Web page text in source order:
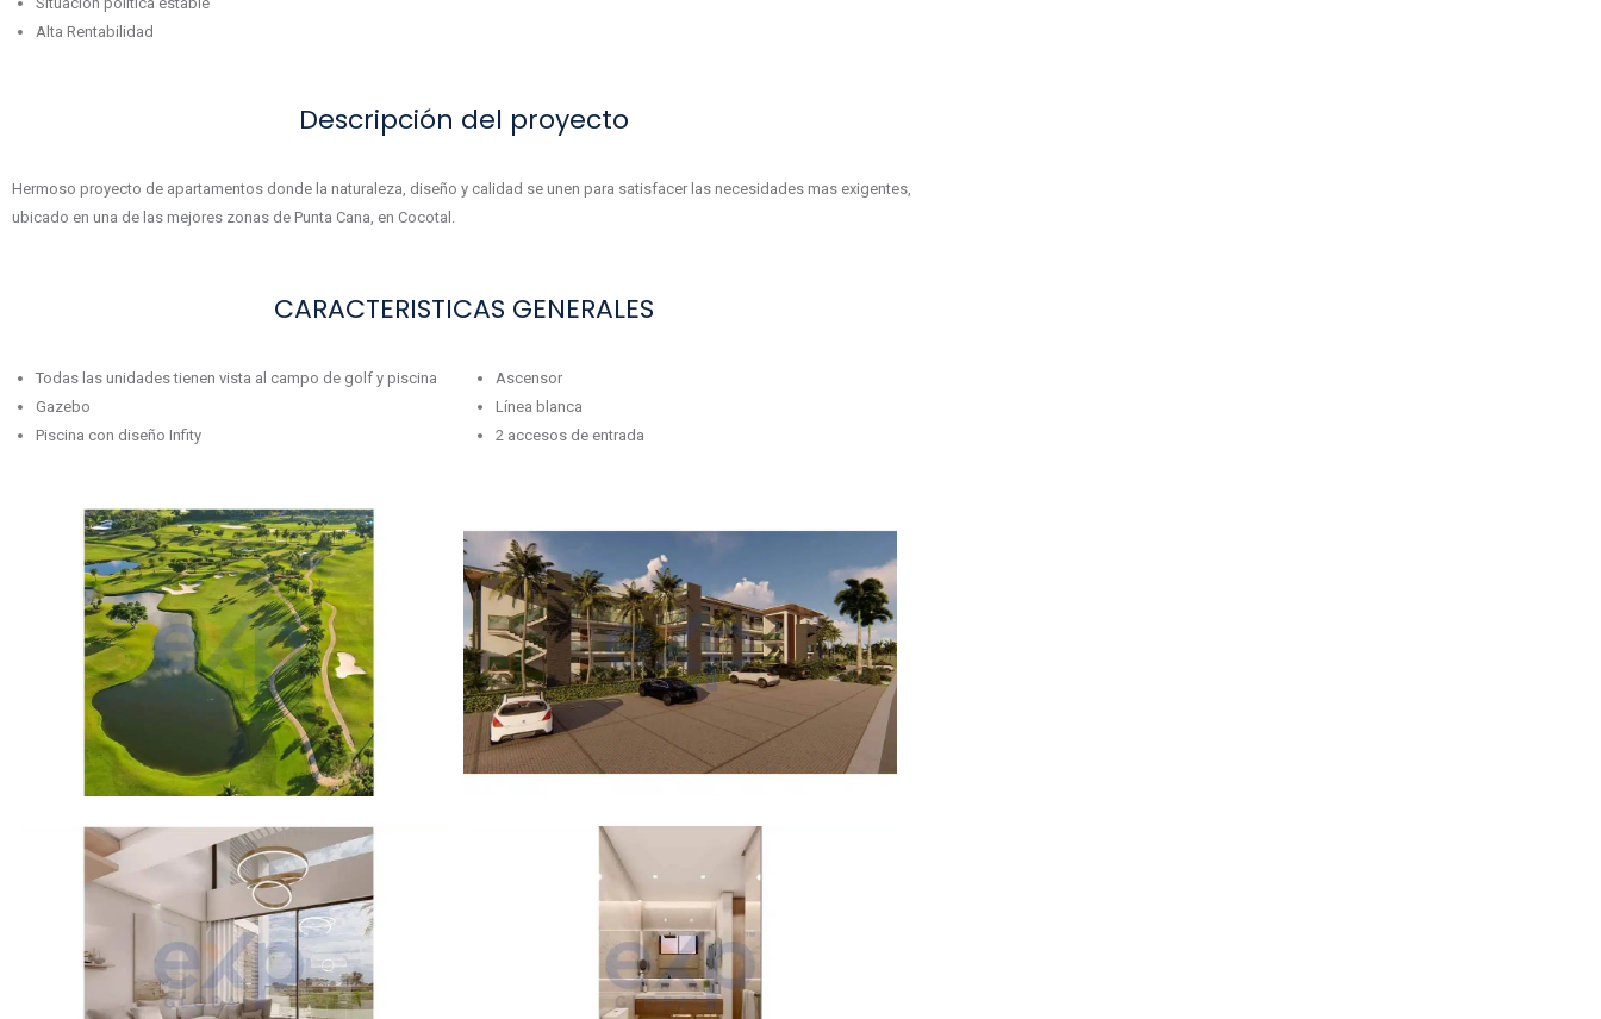
Alta Rentabilidad
Descripción del proyecto
Hermoso proyecto de apartamentos donde la naturaleza, diseño y calidad se unen para satisfacer las necesidades mas exigentes,
ubicado en una de las mejores zonas de Punta Cana, en Cocotal.
CARACTERISTICAS GENERALES
Todas las unidades tienen vista al campo de golf y piscina
Gazebo
Piscina con diseño Infity
Ascensor
Línea blanca
2 accesos de entrada